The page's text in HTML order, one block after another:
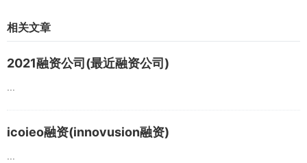
相关文章
2021融资公司(最近融资公司)
...
icoieo融资(innovusion融资)
...